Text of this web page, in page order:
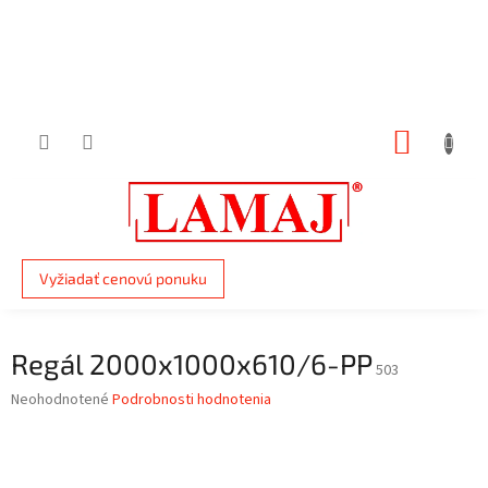
Vyžiadať cenovú ponuku
Regál 2000x1000x610/6-PP503
Priemerné
Neohodnotené Podrobnosti hodnotenia